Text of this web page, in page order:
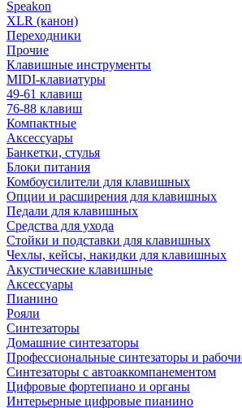
Speakon
XLR (канон)
Переходники
Прочие
Клавишные инструменты
MIDI-клавиатуры
49-61 клавиш
76-88 клавиш
Компактные
Аксессуары
Банкетки, стулья
Блоки питания
Комбоусилители для клавишных
Опции и расширения для клавишных
Педали для клавишных
Средства для ухода
Стойки и подставки для клавишных
Чехлы, кейсы, накидки для клавишных
Акустические клавишные
Аксессуары
Пианино
Рояли
Синтезаторы
Домашние синтезаторы
Профессиональные синтезаторы и
Синтезаторы с автоаккомпанементом
Цифровые фортепиано и органы
Интерьерные цифровые пианино